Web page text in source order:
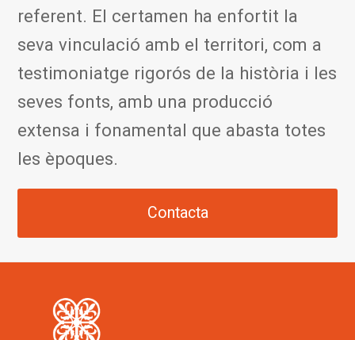
referent. El certamen ha enfortit la
seva vinculació amb el territori, com a
testimoniatge rigorós de la història i les
seves fonts, amb una producció
extensa i fonamental que abasta totes
les èpoques.
Contacta